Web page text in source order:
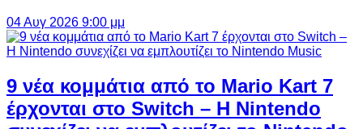
04 Αυγ 2026 9:00 μμ
9 νέα κομμάτια από το Mario Kart 7
έρχονται στο Switch – Η Nintendo